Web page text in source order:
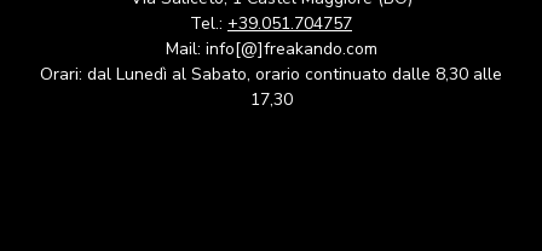
Tel.: +39.051.704757
Mail: info[@]freakando.com
Orari: dal Lunedì al Sabato, orario continuato dalle 8,30 alle
17,30